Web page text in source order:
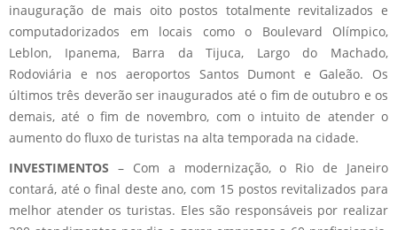
inauguração de mais oito postos totalmente revitalizados e
computadorizados em locais como o Boulevard Olímpico,
Leblon, Ipanema, Barra da Tijuca, Largo do Machado,
Rodoviária e nos aeroportos Santos Dumont e Galeão. Os
últimos três deverão ser inaugurados até o fim de outubro e os
demais, até o fim de novembro, com o intuito de atender o
aumento do fluxo de turistas na alta temporada na cidade.
INVESTIMENTOS – Com a modernização, o Rio de Janeiro
contará, até o final deste ano, com 15 postos revitalizados para
melhor atender os turistas. Eles são responsáveis por realizar